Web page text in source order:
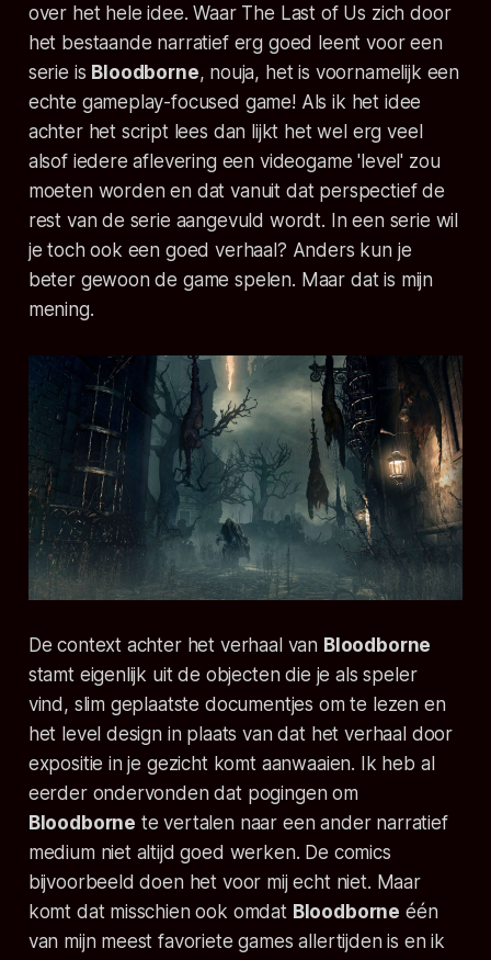
over het hele idee. Waar The Last of Us zich door
het bestaande narratief erg goed leent voor een
serie is Bloodborne, nouja, het is voornamelijk een
echte gameplay-focused game! Als ik het idee
achter het script lees dan lijkt het wel erg veel
alsof iedere aflevering een videogame 'level' zou
moeten worden en dat vanuit dat perspectief de
rest van de serie aangevuld wordt. In een serie wil
je toch ook een goed verhaal? Anders kun je
beter gewoon de game spelen. Maar dat is mijn
mening.
De context achter het verhaal van Bloodborne
stamt eigenlijk uit de objecten die je als speler
vind, slim geplaatste documentjes om te lezen en
het level design in plaats van dat het verhaal door
expositie in je gezicht komt aanwaaien. Ik heb al
eerder ondervonden dat pogingen om
Bloodborne te vertalen naar een ander narratief
medium niet altijd goed werken. De comics
bijvoorbeeld doen het voor mij echt niet. Maar
komt dat misschien ook omdat Bloodborne één
van mijn meest favoriete games allertijden is en ik